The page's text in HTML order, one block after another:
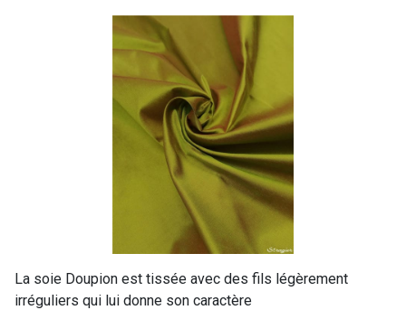
La soie Doupion est tissée avec des fils légèrement
irréguliers qui lui donne son caractère